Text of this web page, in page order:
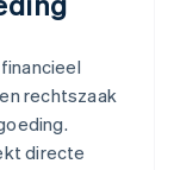
rechtszaak
directe